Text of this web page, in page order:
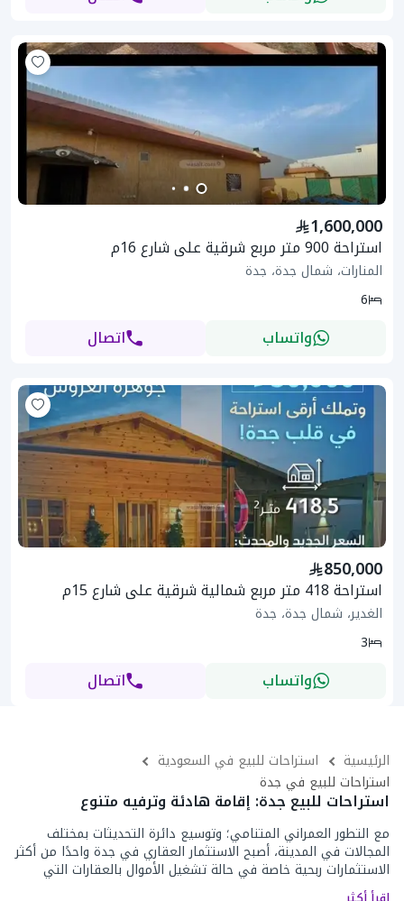
1,600,000
استراحة 900 متر مربع شرقية على شارع 16م
المنارات، شمال جدة، جدة
6
واتساب اتصال
850,000
استراحة 418 متر مربع شمالية شرقية على شارع 15م
الغدير، شمال جدة، جدة
3
واتساب اتصال
الرئيسية
استراحات للبيع في السعودية
استراحات للبيع في جدة
استراحات للبيع جدة: إقامة هادئة وترفيه متنوع
مع التطور العمراني المتنامي؛ وتوسيع دائرة التحديثات بمختلف
المجالات في المدينة، أصبح الاستثمار العقاري في جدة واحدًا من أكثر
الاستثمارات ربحية خاصة في حالة تشغيل الأموال بالعقارات التي
ترتبط بالسياحة والإجازات والعطلات مثل